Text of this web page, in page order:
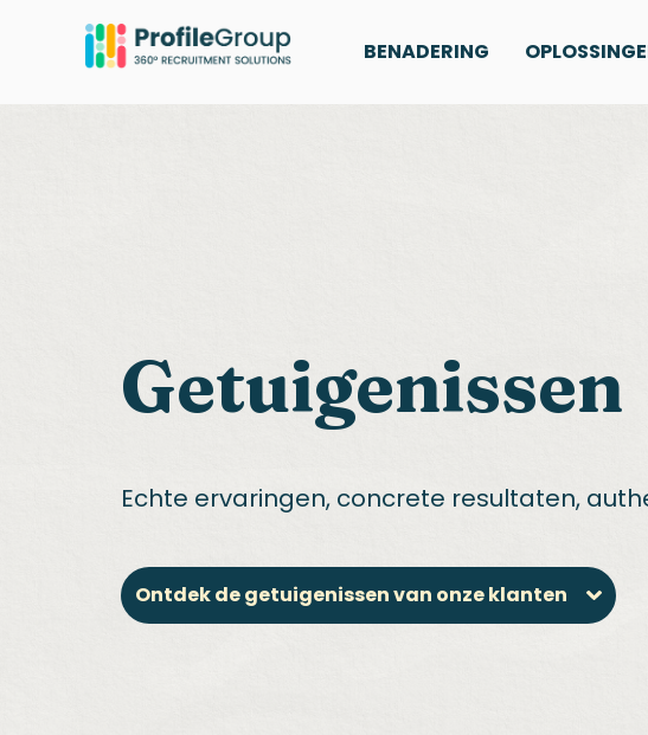
BENADERING
Getuigenissen
Echte ervaringen, concrete resultaten,
Ontdek de getuigenissen van onze klanten